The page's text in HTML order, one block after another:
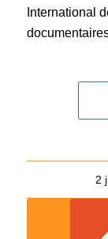
International
2